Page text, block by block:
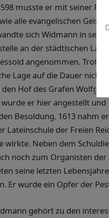
musste er mit seiner
alle evangelischen
sich Widmann in
an der städtischen
angenommen. Trotz
Lage auf die Dauer nicht
Hof des Grafen
er hier angestellt
Besoldung. 1613 nahm
Lateinschule der Freien
wirkte. Neben dem
noch zum Organisten
seine letzten
Er wurde ein Opfer der
gehört zu den